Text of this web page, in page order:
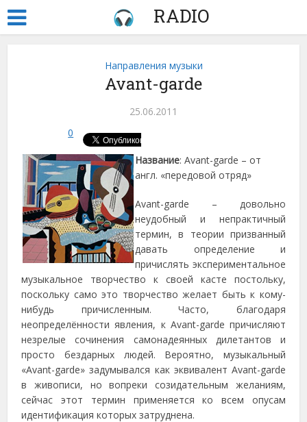
RADIO
Направления музыки
Avant-garde
25.06.2011
0
Название: Avant-garde – от
англ. «передовой отряд»
Avant-garde – довольно
неудобный и непрактичный
термин, в теории призванный
давать определение и
причислять экспериментальное
музыкальное творчество к своей касте постольку,
поскольку само это творчество желает быть к кому-
нибудь причисленным. Часто, благодаря
неопределённости явления, к Avant-garde причисляют
незрелые сочинения самонадеянных дилетантов и
просто бездарных людей. Вероятно, музыкальный
«Avant-garde» задумывался как эквивалент Avant-garde
в живописи, но вопреки созидательным желаниям,
сейчас этот термин применяется ко всем опусам
идентификация которых затруднена.